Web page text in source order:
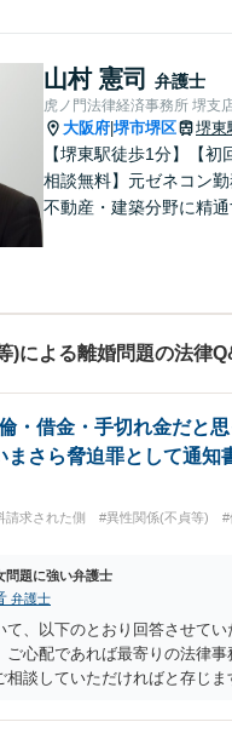
山村 憲司 弁護士
虎ノ門法律経済事務所 堺支
大阪府 堺市堺区 堺東
【堺東駅徒歩1分】【初
相談無料】元ゼネコン勤
不動産・建築分野に精通
す！全国の支店ネット
を活かし、迅速な解決を
します。【夜間土日祝可
)による離婚問題の法律
・借金・手切れ金だと
まさら脅迫罪として通知
請求された側 #異性関係(不貞等) #
問題に強い弁護士
弁護士
て、以下のとおり回答させて
ご心配であれば最寄りの法律
相談していただければと存じ
るのか ⇒LINEを含む１００万